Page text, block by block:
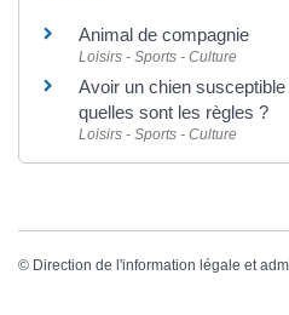
Animal de compagnie
Loisirs - Sports - Culture
Avoir un chien
quelles sont les règles ?
Loisirs - Sports - Culture
© Direction de l'information légale et